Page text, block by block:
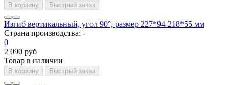
В корзину Быстрый заказ
Изгиб вертикальный, угол 90°, размер 227*94-218*55 мм
Страна производства: -
0
2 090 руб
Товар в наличии
В корзину Быстрый заказ